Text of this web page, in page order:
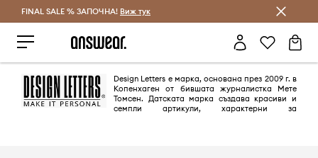
Спестявай с Answear Club
FINAL SALE % ЗАПОЧНА! Виж тук
Design Letters е марка, основана през 2009 г. в
Копенхаген от бившата журналистка Мете
Томсен. Датската марка създава красиви и
семпли артикули, характерни за